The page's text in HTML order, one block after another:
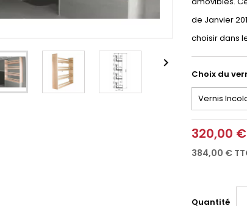

de Janvier
choisir dans
Choix du
320,00 €
384,00 €
Quantité